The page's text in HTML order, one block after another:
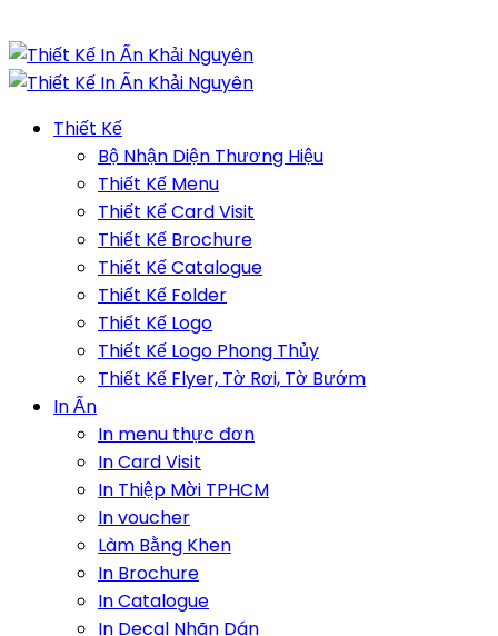
Thiết Kế
Bộ Nhận Diện Thương Hiệu
Thiết Kế Menu
Thiết Kế Card Visit
Thiết Kế Brochure
Thiết Kế Catalogue
Thiết Kế Folder
Thiết Kế Logo
Thiết Kế Logo Phong Thủy
Thiết Kế Flyer, Tờ Rơi, Tờ Bướm
In Ấn
In menu thực đơn
In Card Visit
In Thiệp Mời TPHCM
In voucher
Làm Bằng Khen
In Brochure
In Catalogue
In Decal Nhãn Dán